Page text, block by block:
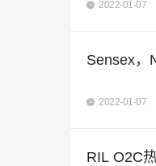
2022-01-07
Sensex，
2022-01-07
RIL O2C